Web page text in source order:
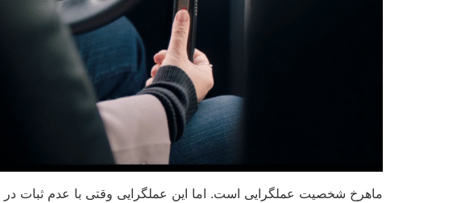
ماهرخ شخصیت عملگرایی است. اما این عملگرایی وقتی با عدم ثبات